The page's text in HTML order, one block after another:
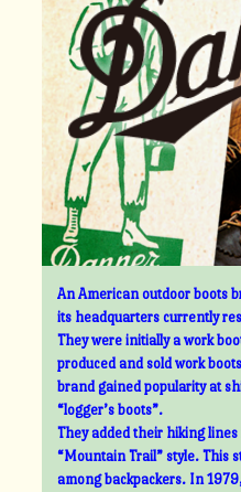
An American outdoor boots
its headquarters currently
They were initially a work
produced and sold work
brand gained popularity at
“logger’s boots”.
They added their hiking
“Mountain Trail” style. This
among backpackers. In